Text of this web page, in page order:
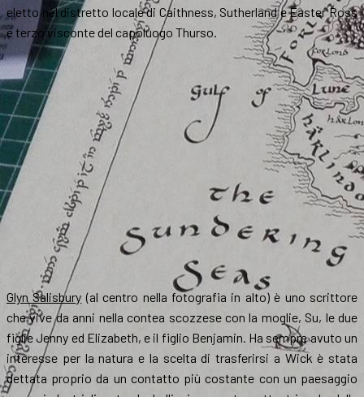
eletto nel distretto locale di Caithness, Sutherland e Easter Ross
e terzo visconte del capoluogo Thurso.
Glyn Salisbury (al centro nella fotografia in alto) è uno scrittore
che vive da anni nella contea scozzese con la moglie, Su, le due
figlie Jenny ed Elizabeth, e il figlio Benjamin. Ha sempre avuto un
interesse per la natura e la scelta di trasferirsi a Wick è stata
dettata proprio da un contatto più costante con un paesaggio